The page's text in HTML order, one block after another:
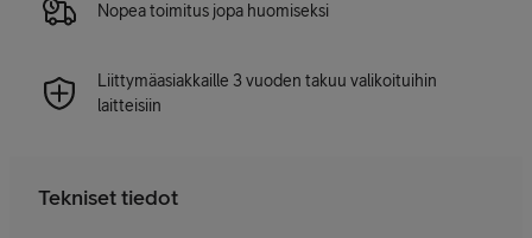
Nopea toimitus jopa huomiseksi
Liittymäasiakkaille 3 vuoden takuu valikoituihin
laitteisiin
Tekniset tiedot